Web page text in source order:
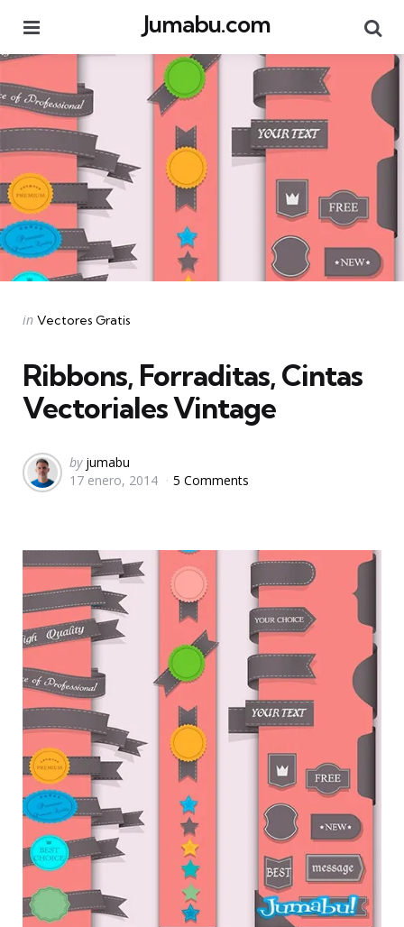
Jumabu.com
Categories
Posted
in Vectores Gratis
Ribbons, Forraditas, Cintas
Vectoriales Vintage
Posted
by
by jumabu
17 enero, 2014
5 Comments